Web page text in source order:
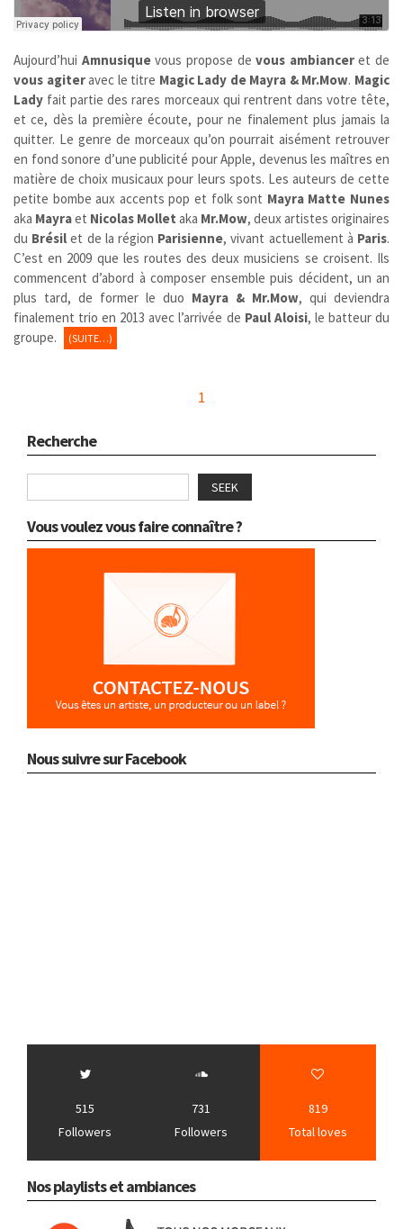
Aujourd’hui Amnusiquevous propose de vous ambianceret de
vous agiteravec le titre Magic Lady de Mayra & Mr.Mow. Magic
Lady fait partie des rares morceaux qui rentrent dans votre tête,
et ce, dès la première écoute, pour ne finalement plus jamais la
quitter. Le genre de morceaux qu’on pourrait aisément retrouver
en fond sonore d’une publicité pour Apple, devenus les maîtres en
matière de choix musicaux pour leurs spots. Les auteurs de cette
petite bombe aux accents pop et folk sont Mayra Matte Nunes
aka Mayraet Nicolas Mollet aka Mr.Mow, deux artistes originaires
du Brésil et de la région Parisienne, vivant actuellement à Paris.
C’est en 2009 que les routes des deux musiciens se croisent. Ils
commencent d’abord à composer ensemble puis décident, un an
plus tard, de former le duo Mayra & Mr.Mow, qui deviendra
finalement trio en 2013 avec l’arrivée de Paul Aloisi, le batteur du
groupe.
(SUITE…)
1
Recherche
SEEK
Vous voulez vous faire connaître ?
Nous suivre sur Facebook
515
Followers
731
Followers
819
Total loves
Nos playlists et ambiances